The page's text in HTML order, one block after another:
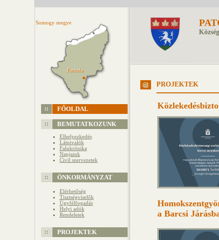
Somogy megye
Patosfa
Patosfa
FŐOLDAL
BEMUTATKOZUNK
Elhelyezkedés
Látnivalók
Falukrónika
Napjaink
Civil szervezetek
ÖNKORMÁNYZAT
Elérhetőség
Tisztségviselők
Ügyfélfogadás
Helyi adók
Rendeletek
PROJEKTEK
PROJEKTEK
a Barcsi